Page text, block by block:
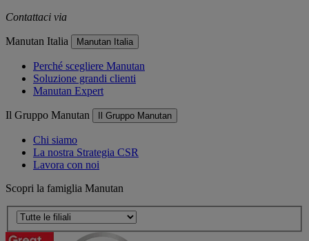
Contattaci via
Manutan Italia Manutan Italia
Perché scegliere Manutan
Soluzione grandi clienti
Manutan Expert
Il Gruppo Manutan Il Gruppo Manutan
Chi siamo
La nostra Strategia CSR
Lavora con noi
Scopri la famiglia Manutan